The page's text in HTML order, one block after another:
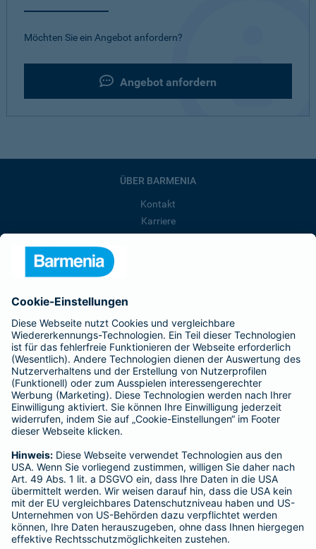
Möchten Sie ein Angebot anfordern?
Angebot anfordern
ÜBER BARMENIA
Kontakt
Karriere
Presse
Barmenia ist Teil der BarmeniaGothaer
BELIEBTE SEITEN
Kranken-Zusatzversicherung
Tierversicherungen
Haftpflichtversicherung
Hausratversicherung
Adresse ändern
Schaden melden
Kilometerstandsmeldung
Serviceübersicht